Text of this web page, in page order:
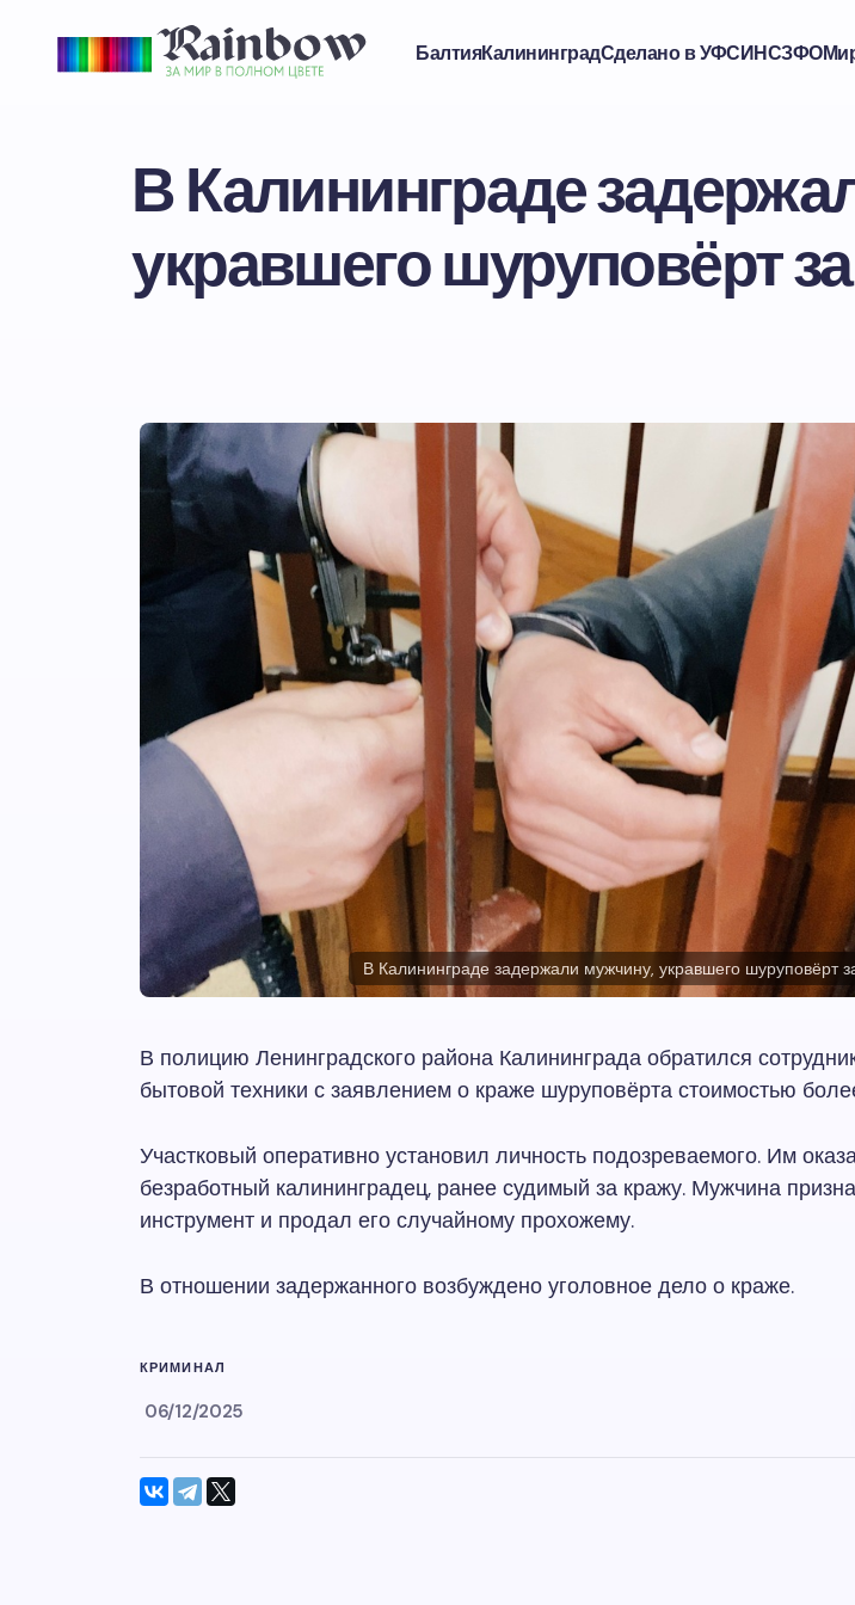
БалтияКалининградСделано в УФСИНСЗФО
В Калининграде
укравшего шуруповёрт
В Калининграде задержали мужчину, укравшего шуруповёрт
В полицию Ленинградского района Калининграда обратился
бытовой техники с заявлением о краже шуруповёрта стоимостью
Участковый оперативно установил личность подозреваемого. Им
безработный калининградец, ранее судимый за кражу. Мужчина
инструмент и продал его случайному прохожему.
В отношении задержанного возбуждено уголовное дело о краже.
КРИМИНАЛ
06/12/2025